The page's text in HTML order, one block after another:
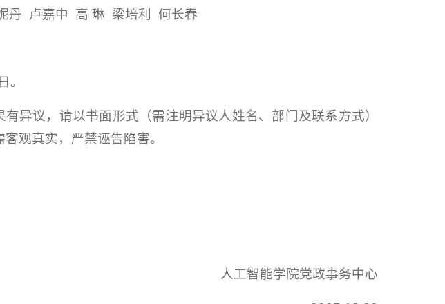
丹 卢嘉中 高 琳 梁培利 何长春
。
异议，请以书面形式（需注明异议人姓名、部门及联系方式）
观真实，严禁诬告陷害。
人工智能学院党政事务中心